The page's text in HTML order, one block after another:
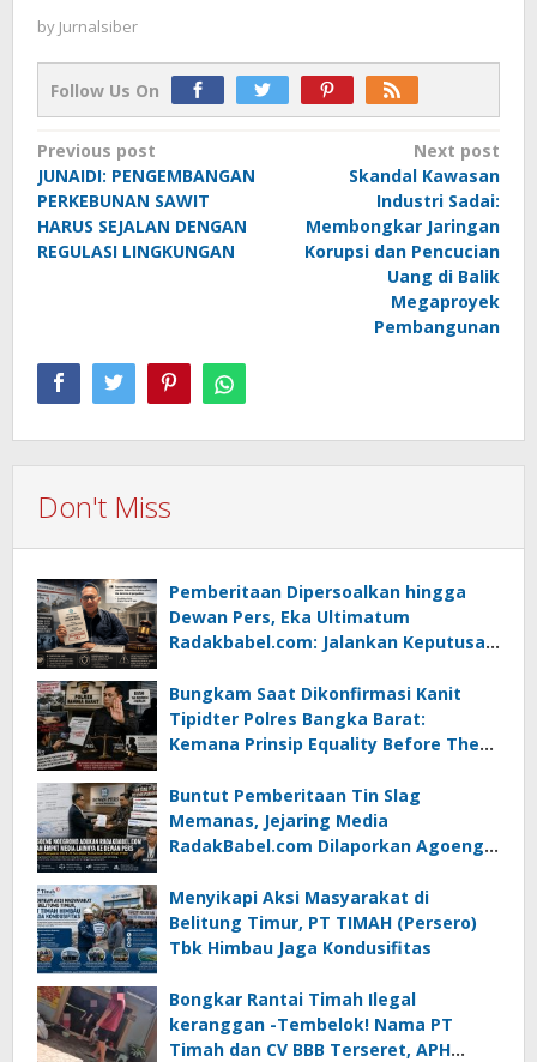
by Jurnalsiber
Follow Us On
Post
navigation
Previous post
JUNAIDI: PENGEMBANGAN
PERKEBUNAN SAWIT
HARUS SEJALAN DENGAN
REGULASI LINGKUNGAN
Next post
Skandal Kawasan
Industri Sadai:
Membongkar Jaringan
Korupsi dan Pencucian
Uang di Balik
Megaproyek
Pembangunan
Don't Miss
Pemberitaan Dipersoalkan hingga
Dewan Pers, Eka Ultimatum
Radakbabel.com: Jalankan Keputusan
Bungkam Saat Dikonfirmasi Kanit
Tipidter Polres Bangka Barat:
Kemana Prinsip Equality Before The
Buntut Pemberitaan Tin Slag
Memanas, Jejaring Media
RadakBabel.com Dilaporkan Agoeng
Menyikapi Aksi Masyarakat di
Belitung Timur, PT TIMAH (Persero)
Tbk Himbau Jaga Kondusifitas
Bongkar Rantai Timah Ilegal
keranggan -Tembelok! Nama PT
Timah dan CV BBB Terseret, APH